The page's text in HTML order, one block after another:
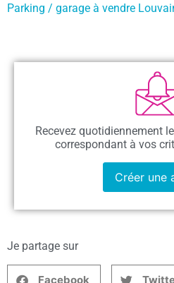
Parking / garage à vendre
Recevez quotidiennement
correspondant à vos
Créer une
Je partage sur
Facebook